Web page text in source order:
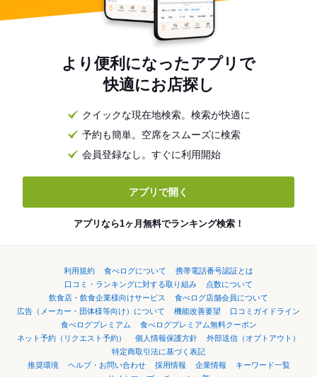
より便利になったアプリで
快適にお店探し
クイックな現在地検索。検索が快適に
予約も簡単。空席をスムーズに検索
会員登録なし。すぐに利用開始
アプリで開く
アプリなら1ヶ月無料でランキング検索！
利用規約 食べログについて
携帯電話番号認証とは
口コミ・ランキングに対する取り組み
点数について
飲食店・飲食企業様向けサービス
食べログ店舗会員について
広告（メーカー・団体様等向け）について
機能改善要望
口コミガイドライン
食べログプレミアム
食べログプレミアム無料クーポン
ネット予約（リクエスト予約）
個人情報保護方針
外部送信（オプトアウト）
特定商取引法に基づく表記
推奨環境
ヘルプ・お問い合わせ 採用情報 企業情報
キーワード一覧